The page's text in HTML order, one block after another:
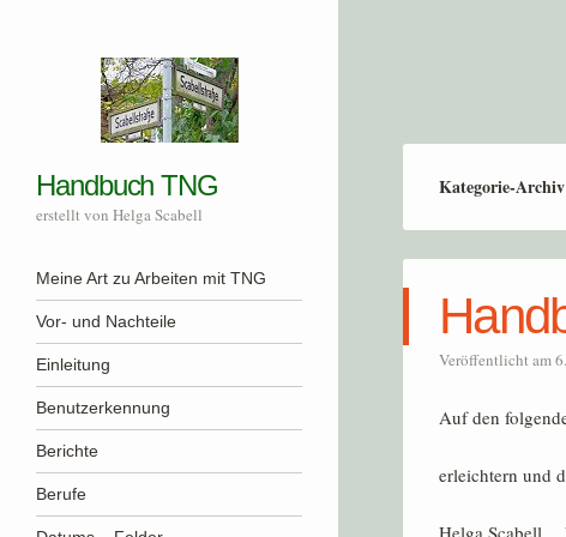
Handbuch TNG
erstellt von Helga Scabell
Menü
Zum Inhalt springen
Meine Art zu Arbeiten mit TNG
Vor- und Nachteile
Einleitung
Benutzerkennung
Berichte
Berufe
Kategorie-
Veröffentlicht am
Auf den
erleichtern und
Helga Scabell